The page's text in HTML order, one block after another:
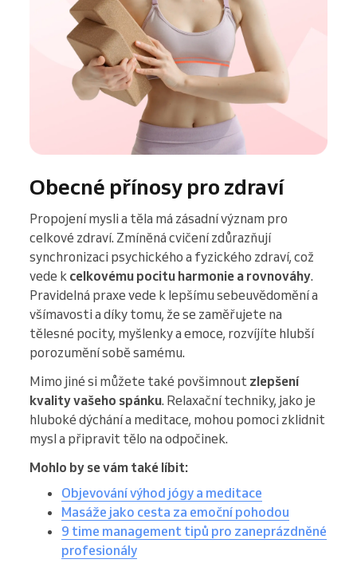
Obecné přínosy pro zdraví
Propojení mysli a těla má zásadní význam pro
celkové zdraví. Zmíněná cvičení zdůrazňují
synchronizaci psychického a fyzického zdraví, což
vede k celkovému pocitu harmonie a rovnováhy.
Pravidelná praxe vede k lepšímu sebeuvědomění a
všímavosti a díky tomu, že se zaměřujete na
tělesné pocity, myšlenky a emoce, rozvíjíte hlubší
porozumění sobě samému.
Mimo jiné si můžete také povšimnout zlepšení
kvality vašeho spánku. Relaxační techniky, jako je
hluboké dýchání a meditace, mohou pomoci zklidnit
mysl a připravit tělo na odpočinek.
Mohlo by se vám také líbit:
Objevování výhod jógy a meditace
Masáže jako cesta za emoční pohodou
9 time management tipů pro zaneprázdněné
profesionály